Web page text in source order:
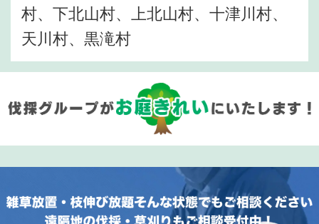
村、下北山村、上北山村、十津川村、
天川村、黒滝村